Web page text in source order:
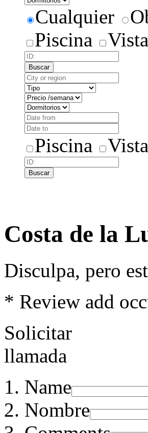
Cualquier
Piscina
Vista
Buscar
Piscina Vista
Buscar
Costa de la
Disculpa, pero
* Review add
Solicitar
llamada
Name
Nombre